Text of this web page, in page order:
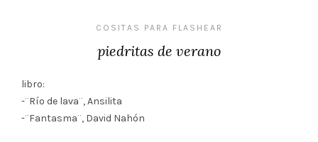
COSITAS PARA FLASHEAR
piedritas de verano
libro:
-¨Río de lava¨, Ansilita
-¨Fantasma¨, David Nahón